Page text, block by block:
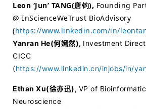
首
页
Leon ‘Jun’ TANG(唐钧), Founding
@ InScienceWeTrust BioAdvisory
(https://www.linkedin.com/in/
Yanran He(何嫣然), Investment
CICC
(https://www.linkedin.cn/injobs/in/
Ethan Xu(徐亦迅), VP of
Neuroscience